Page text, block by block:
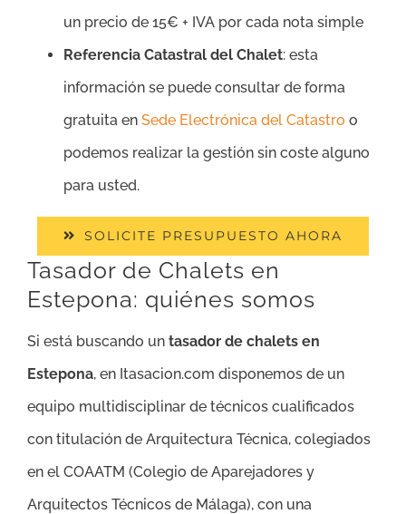
un precio de 15€ + IVA por cada nota simple
Referencia Catastral del Chalet: esta
información se puede consultar de forma
gratuita en Sede Electrónica del Catastro o
podemos realizar la gestión sin coste alguno
para usted.
SOLICITE PRESUPUESTO AHORA
Tasador de Chalets en
Estepona: quiénes somos
Si está buscando un tasador de chalets en
Estepona, en Itasacion.com disponemos de un
equipo multidisciplinar de técnicos cualificados
con titulación de Arquitectura Técnica, colegiados
en el COAATM (Colegio de Aparejadores y
Arquitectos Técnicos de Málaga), con una